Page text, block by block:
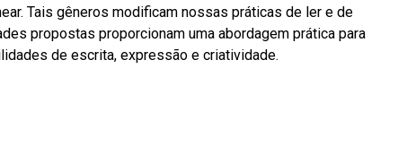
Tais gêneros modificam nossas práticas de ler e de
propostas proporcionam uma abordagem prática para
de escrita, expressão e criatividade.